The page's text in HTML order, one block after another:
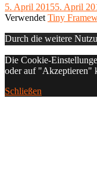
Veröffentlicht
am
5. April 20155. April
Footer
Inhalt
Verwendet Tiny
Durch die weitere
Die Cookie-
oder auf "Akzeptieren"
Schließen